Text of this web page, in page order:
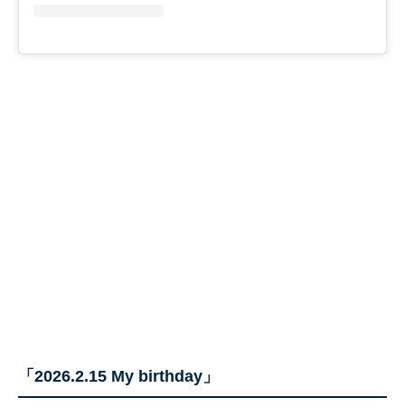
「2026.2.15 My birthday」